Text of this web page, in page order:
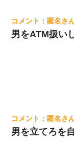
匿名
男をATM扱い
匿名
男を立てろを